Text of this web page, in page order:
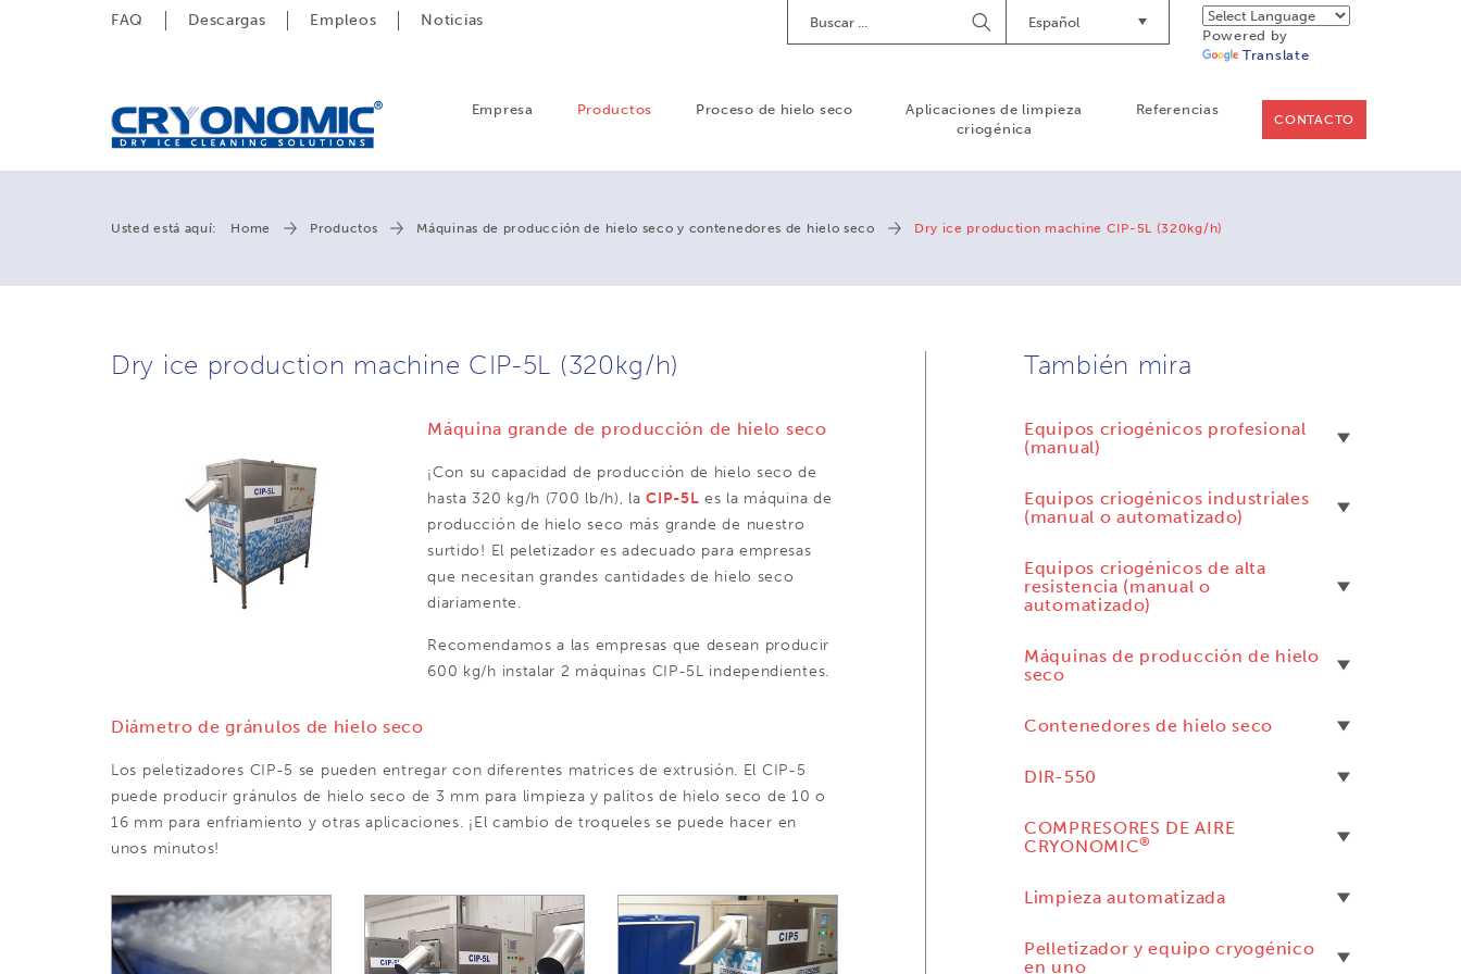
FAQ Descargas Empleos Noticias
Powered by
Translate
Español
Empieze
a
Empresa Productos Proceso de hielo seco
Aplicaciones de limpieza
criogénica
Referencias
CONTACTO
Usted está aquí: Home Productos Máquinas de producción de hielo seco y contenedores de hielo seco Dry ice production machine CIP-5L (320kg/h)
Dry ice production machine CIP-5L (320kg/h)
Máquina grande de producción de hielo seco
¡Con su capacidad de producción de hielo seco de
hasta 320 kg/h (700 lb/h), laCIP-5L es la máquina de
producción de hielo seco más grande de nuestro
surtido! El peletizador es adecuado para empresas
que necesitan grandes cantidades de hielo seco
diariamente.
Recomendamos a las empresas que desean producir
600 kg/h instalar 2 máquinas CIP-5L independientes.
Diámetro de gránulos de hielo seco
Los peletizadores CIP-5 se pueden entregar con diferentes matrices de extrusión. El CIP-5
puede producir gránulos de hielo seco de 3 mm para limpieza y palitos de hielo seco de 10 o
16 mm para enfriamiento y otras aplicaciones. ¡El cambio de troqueles se puede hacer en
unos minutos!
También mira
Equipos criogénicos profesional
(manual)
Equipos criogénicos industriales
(manual o automatizado)
Equipos criogénicos de alta
resistencia (manual o
automatizado)
Máquinas de producción de hielo
seco
Contenedores de hielo seco
DIR-550
COMPRESORES DE AIRE
CRYONOMIC®
Limpieza automatizada
Pelletizador y equipo cryogénico
en uno